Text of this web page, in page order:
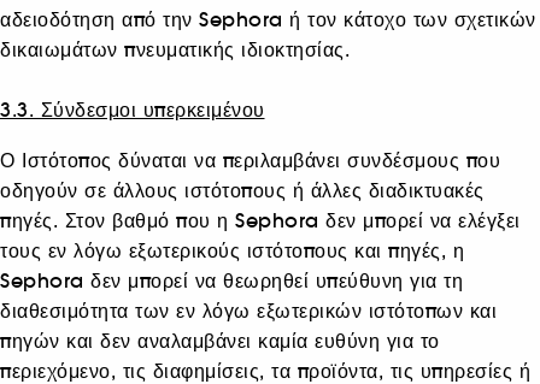
αδειοδότηση από την Sephora ή τον κάτοχο των σχετικών
δικαιωμάτων πνευματικής ιδιοκτησίας.
3.3. Σύνδεσμοι υπερκειμένου
Ο Ιστότοπος δύναται να περιλαμβάνει συνδέσμους που
οδηγούν σε άλλους ιστότοπους ή άλλες διαδικτυακές
πηγές. Στον βαθμό που η Sephora δεν μπορεί να ελέγξει
τους εν λόγω εξωτερικούς ιστότοπους και πηγές, η
Sephora δεν μπορεί να θεωρηθεί υπεύθυνη για τη
διαθεσιμότητα των εν λόγω εξωτερικών ιστότοπων και
πηγών και δεν αναλαμβάνει καμία ευθύνη για το
περιεχόμενο, τις διαφημίσεις, τα προϊόντα, τις υπηρεσίες ή